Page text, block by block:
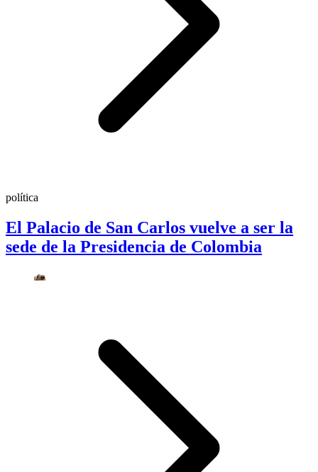
política
El Palacio de San Carlos vuelve a ser la
sede de la Presidencia de Colombia